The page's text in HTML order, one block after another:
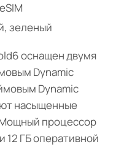
зеленый
оснащен двумя
Dynamic
Dynamic
насыщенные
процессор
12 ГБ оперативной